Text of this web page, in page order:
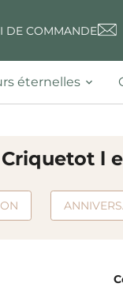
DE COMMANDE
éternelles
l